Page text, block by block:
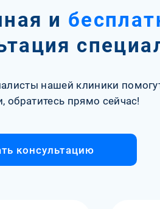
и
нашей клиники
обратитесь прямо сейчас!
консультацию